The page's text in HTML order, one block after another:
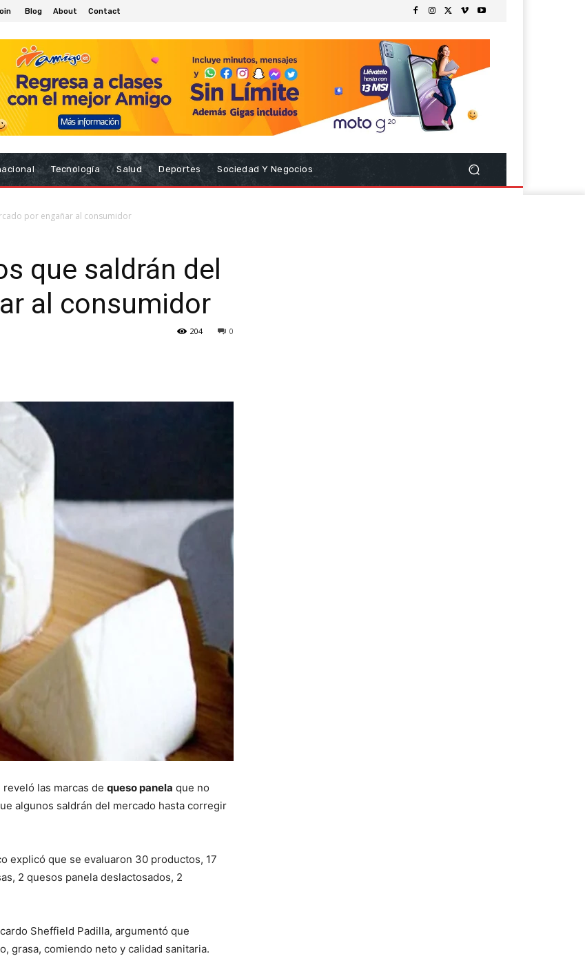
Blog About Contact
Tecnología Salud Deportes Sociedad Y Negocios
por engañar al consumidor
que saldrán del
al consumidor
0
204
reveló las marcas de queso panela que no
algunos saldrán del mercado hasta corregir
explicó que se evaluaron 30 productos, 17
2 quesos panela deslactosados, 2
Sheffield Padilla, argumentó que
grasa, comiendo neto y calidad sanitaria.